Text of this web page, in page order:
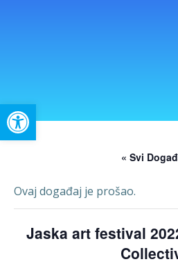
« Svi
Ovaj događaj je prošao.
Jaska art festival
Open toolbar